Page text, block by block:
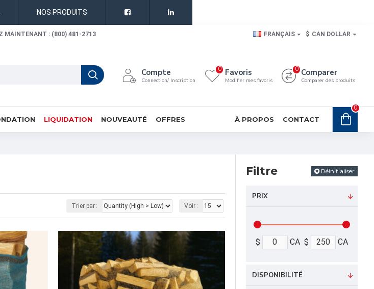
NOS PRODUITS
MAINTENANT : (800) 481-2713 FRANÇAIS $ CAN DOLLAR
Compte
Connection/ Inscription
Favoris
Modifier mes favoris
0 Comparer
Comparer des produits
0
LIQUIDATION NOUVEAUTÉ OFFRES À PROPOS CONTACT
0
Trier par : Voir :
Filtre Réinitialiser
PRIX
$ CA $ CA
DISPONIBILITÉ